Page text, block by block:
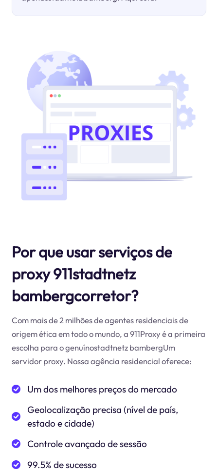
Por que usar serviços de
proxy 911stadtnetz
bambergcorretor?
Com mais de 2 milhões de agentes residenciais de
origem ética em todo o mundo, a 911Proxy é a primeira
escolha para o genuínostadtnetz bambergUm
servidor proxy. Nossa agência residencial oferece:
Um dos melhores preços do mercado
Geolocalização precisa (nível de país,
estado e cidade)
Controle avançado de sessão
99.5% de sucesso